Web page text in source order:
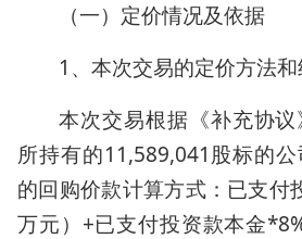
（一）定价情况及依据
1、本次交易的定价方法
本次交易根据《补充协
所持有的11,589,041股标的
的回购价款计算方式：已支付
万元）+已支付投资款本金